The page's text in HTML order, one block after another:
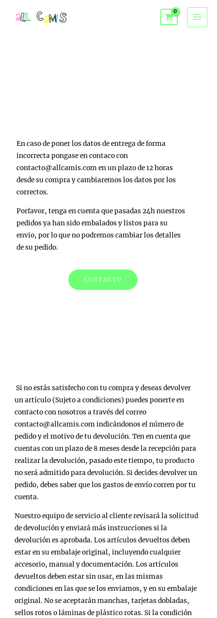
En caso de poner los datos de entrega de forma
incorrecta pongase en contaco con
contacto@allcamis.com en un plazo de 12 horas
desde su compra y cambiaremos los datos por los
correctos.
Porfavor, tenga en cuenta que pasadas 24h nuestros
pedidos ya han sido embalados y listos para su
envio, por lo que no podremos cambiar los detalles
de su pedido.
CONTACTO
Si no estás satisfecho con tu compra y deseas devolver
un artículo (Sujeto a condiciones) puedes ponerte en
contacto con nosotros a través del correo
contacto@allcamis.com indicándonos el número de
pedido y el motivo de tu devolución. Ten en cuenta que
cuentas con un plazo de 8 meses desde la recepción para
realizar la devolución, pasado este tiempo, tu producto
no será admitido para devolución. Si decides devolver un
pedido, debes saber que los gastos de envío corren por tu
cuenta.
Nuestro equipo de servicio al cliente revisará la solicitud
de devolución y enviará más instrucciones si la
devolución es aprobada. Los artículos devueltos deben
estar en su embalaje original, incluyendo cualquier
accesorio, manual y documentación. Los artículos
devueltos deben estar sin usar, en las mismas
condiciones en las que se los enviamos, y en su embalaje
original. No se aceptarán manchas, tarjetas dobladas,
sellos rotos o láminas de plástico rotas. Si la condición